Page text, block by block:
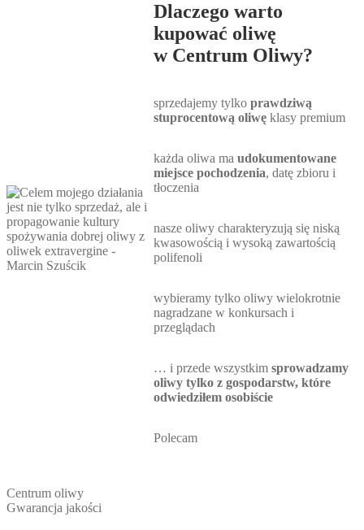
Dlaczego warto
kupować oliwę
w Centrum Oliwy?
sprzedajemy tylkoprawdziwą
stuprocentową oliwę klasy premium
każda oliwa maudokumentowane
miejsce pochodzenia, datę zbioru i
tłoczenia
nasze oliwy charakteryzują się niską
kwasowością i wysoką zawartością
polifenoli
wybieramy tylko oliwy wielokrotnie
nagradzane w konkursach i
przeglądach
… i przede wszystkimsprowadzamy
oliwy tylko z gospodarstw, które
odwiedziłem osobiście
Polecam
Centrum oliwy
Gwarancja jakości